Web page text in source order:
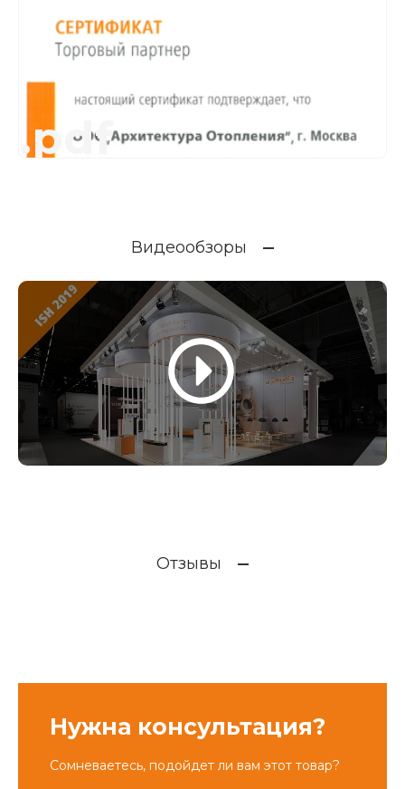
.pdf
Видеообзоры
Отзывы
Нужна консультация?
Сомневаетесь, подойдет ли вам этот товар?